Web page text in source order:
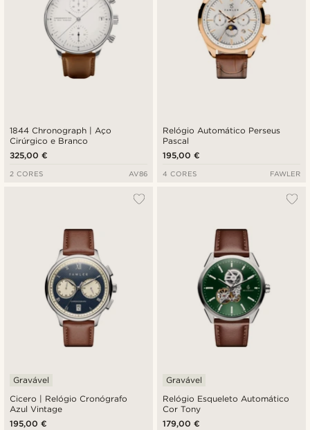
1844 Chronograph | Aço
Cirúrgico e Branco
325,00 €
2 CORES AV86
Relógio Automático Perseus
Pascal
195,00 €
4 CORES FAWLER
Cicero | Relógio Cronógrafo
Azul Vintage
Gravável
195,00 €
Relógio Esqueleto Automático
Cor Tony
Gravável
179,00 €